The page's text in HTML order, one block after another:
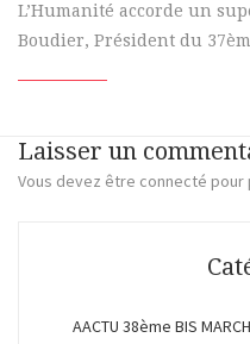
L’Humanité accorde un
Boudier, Président du
Laisser un
Vous devez être connecté pour
AACTU 38ème BIS